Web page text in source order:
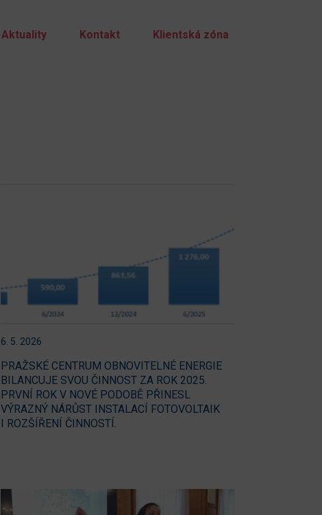
Aktuality Kontakt Klientská zóna
6. 5. 2026
PRAŽSKÉ CENTRUM OBNOVITELNÉ ENERGIE
BILANCUJE SVOU ČINNOST ZA ROK 2025.
PRVNÍ ROK V NOVÉ PODOBĚ PŘINESL
VÝRAZNÝ NÁRŮST INSTALACÍ FOTOVOLTAIK
I ROZŠÍŘENÍ ČINNOSTÍ.